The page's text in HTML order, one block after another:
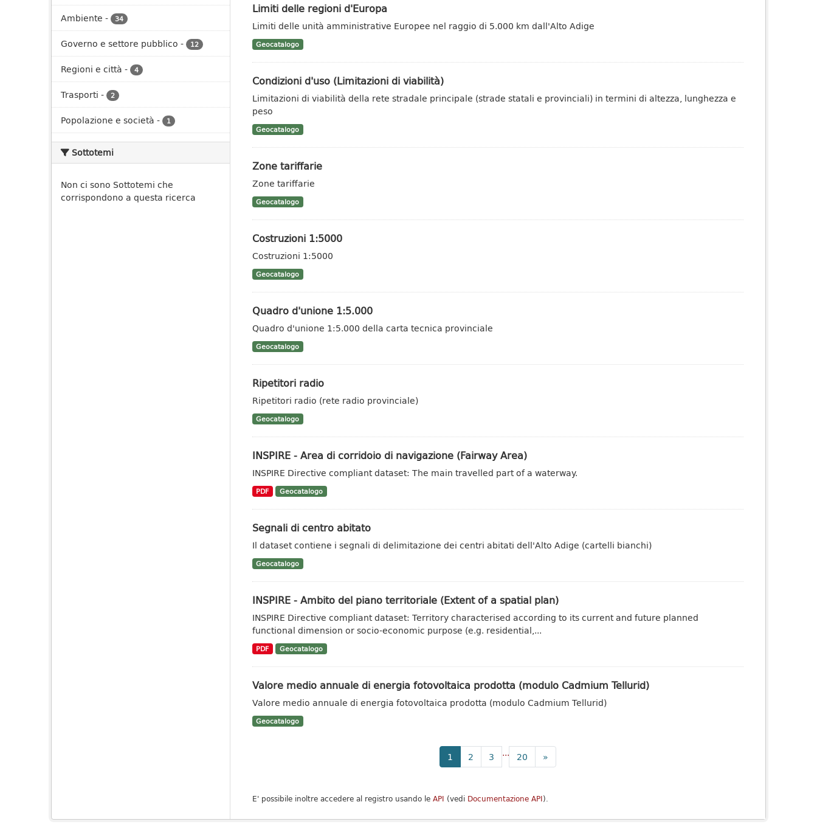
Ambiente - 34
Governo e settore pubblico - 12
Regioni e città - 4
Trasporti - 2
Popolazione e società - 1
Sottotemi
Non ci sono Sottotemi che
corrispondono a questa ricerca
Limiti delle regioni d'Europa
Limiti delle unità amministrative Europee nel raggio di 5.000 km dall'Alto Adige
Geocatalogo
Condizioni d'uso (Limitazioni di viabilità)
Limitazioni di viabilità della rete stradale principale (strade statali e provinciali) in termini di altezza, lunghezza e
peso
Geocatalogo
Zone tariffarie
Zone tariffarie
Geocatalogo
Costruzioni 1:5000
Costruzioni 1:5000
Geocatalogo
Quadro d'unione 1:5.000
Quadro d'unione 1:5.000 della carta tecnica provinciale
Geocatalogo
Ripetitori radio
Ripetitori radio (rete radio provinciale)
Geocatalogo
INSPIRE - Area di corridoio di navigazione (Fairway Area)
INSPIRE Directive compliant dataset: The main travelled part of a waterway.
PDF Geocatalogo
Segnali di centro abitato
Il dataset contiene i segnali di delimitazione dei centri abitati dell'Alto Adige (cartelli bianchi)
Geocatalogo
INSPIRE - Ambito del piano territoriale (Extent of a spatial plan)
INSPIRE Directive compliant dataset: Territory characterised according to its current and future planned
functional dimension or socio-economic purpose (e.g. residential,...
PDF Geocatalogo
Valore medio annuale di energia fotovoltaica prodotta (modulo Cadmium Tellurid)
Valore medio annuale di energia fotovoltaica prodotta (modulo Cadmium Tellurid)
Geocatalogo
1 2 3 ... 20 »
E' possibile inoltre accedere al registro usando le API (vedi Documentazione API).